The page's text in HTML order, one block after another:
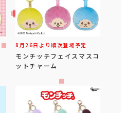
8月26日より順次登場予定
モンチッチフェイスマスコ
ットチャーム